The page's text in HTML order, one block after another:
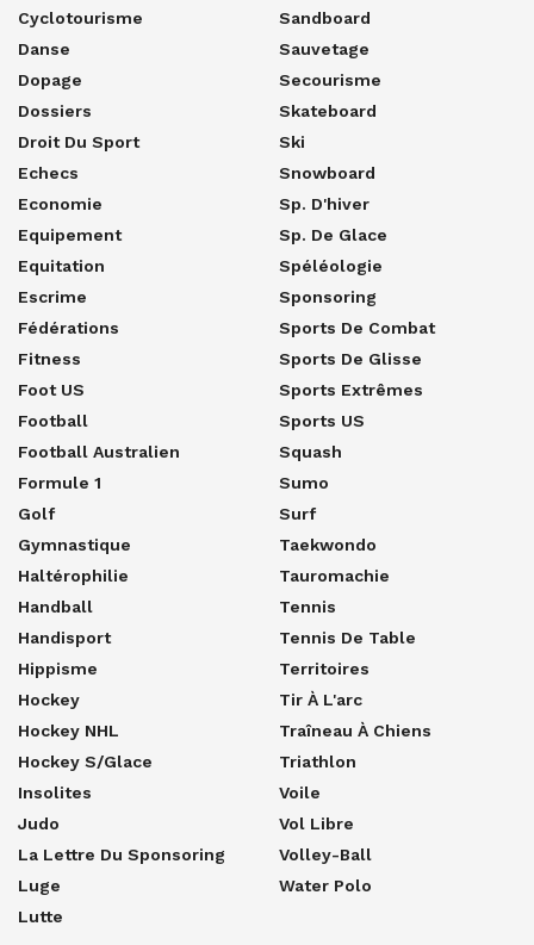
Cyclotourisme
Danse
Dopage
Dossiers
Droit Du Sport
Echecs
Economie
Equipement
Equitation
Escrime
Fédérations
Fitness
Foot US
Football
Football Australien
Formule 1
Golf
Gymnastique
Haltérophilie
Handball
Handisport
Hippisme
Hockey
Hockey NHL
Hockey S/glace
Insolites
Judo
La Lettre Du Sponsoring
Luge
Lutte
Sandboard
Sauvetage
Secourisme
Skateboard
Ski
Snowboard
Sp. D'hiver
Sp. De Glace
Spéléologie
Sponsoring
Sports De Combat
Sports De Glisse
Sports Extrêmes
Sports US
Squash
Sumo
Surf
Taekwondo
Tauromachie
Tennis
Tennis De Table
Territoires
Tir À L'arc
Traîneau À Chiens
Triathlon
Voile
Vol Libre
Volley-Ball
Water Polo